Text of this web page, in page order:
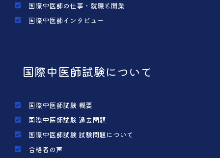
国際中医師の仕事・就職と開業
国際中医師インタビュー
国際中医師試験について
国際中医師試験 概要
国際中医師試験 過去問題
国際中医師試験 試験問題について
合格者の声